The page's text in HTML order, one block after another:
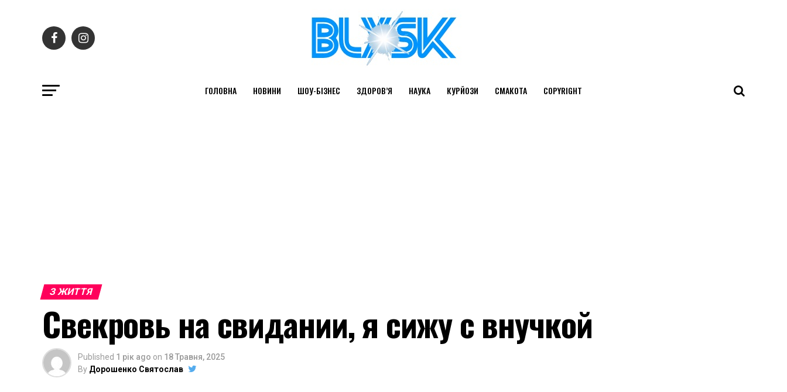
ГОЛОВНА НОВИНИ ШОУ-БІЗНЕС ЗДОРОВ’Я НАУКА КУРЙОЗИ СМАКОТА COPYRIGHT
З ЖИТТЯ
Свекровь на свидании, я сижу с внучкой
Published 1 рік ago on 18 Травня, 2025
By Дорошенко Святослав